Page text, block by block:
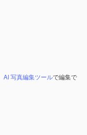
AI 写真編集ツールで編集で